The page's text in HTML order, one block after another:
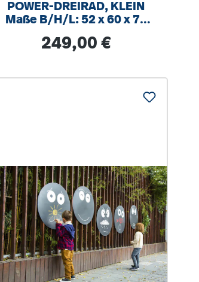
POWER-DREIRAD, KLEIN
Maße B/H/L: 52 x 60 x 79
Regulärer Preis:
249,00 €